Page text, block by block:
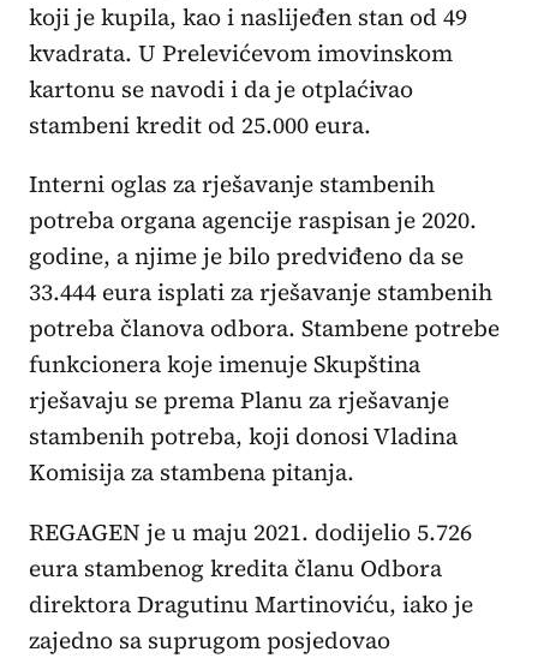
koji je kupila, kao i naslijeđen stan od 49
kvadrata. U Prelevićevom imovinskom
kartonu se navodi i da je otplaćivao
stambeni kredit od 25.000 eura.
Interni oglas za rješavanje stambenih
potreba organa agencije raspisan je 2020.
godine, a njime je bilo predviđeno da se
33.444 eura isplati za rješavanje stambenih
potreba članova odbora. Stambene potrebe
funkcionera koje imenuje Skupština
rješavaju se prema Planu za rješavanje
stambenih potreba, koji donosi Vladina
Komisija za stambena pitanja.
REGAGEN je u maju 2021. dodijelio 5.726
eura stambenog kredita članu Odbora
direktora Dragutinu Martinoviću, iako je
zajedno sa suprugom posjedovao